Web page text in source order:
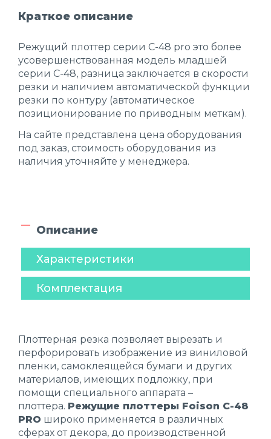
Краткое описание
Режущий плоттер серии C-48 pro это более
усовершенствованная модель младшей
серии C-48, разница заключается в скорости
резки и наличием автоматической функции
резки по контуру (автоматическое
позиционирование по приводным меткам).
На сайте представлена цена оборудования
под заказ, стоимость оборудования из
наличия уточняйте у менеджера.
Описание
Характеристики
Комплектация
Плоттерная резка позволяет вырезать и
перфорировать изображение из виниловой
пленки, самоклеящейся бумаги и других
материалов, имеющих подложку, при
помощи специального аппарата –
плоттера. Режущие плоттеры Foison C-48
PRO широко применяется в различных
сферах от декора, до производственной